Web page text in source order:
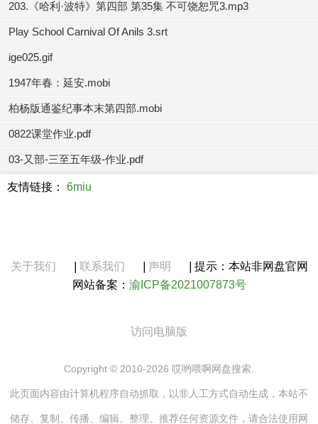
203.《哈利·波特》第四部 第35集 不可饶恕咒3.mp3
Play School Carnival Of Anils 3.srt
ige025.gif
1947年春：延安.mobi
柏杨版通鉴纪事本末第四部.mobi
0822课堂作业.pdf
03-又部-三至五年级-作业.pdf
友情链接： 6miu
关于我们 联系我们 声明
提示：本站非网盘官网
网站备案： 渝ICP备2021007873号
访问电脑版
Copyright © 2010-2026 哎哟喂啊网盘搜索.
此页面内容由计算机程序自动抓取，以非人工方式自动生成，本站不
储存、复制、传播、编辑、整理、推荐任何资源文件，请合法使用网